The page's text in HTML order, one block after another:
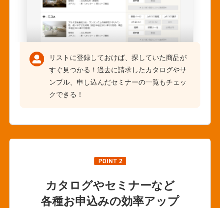
リストに登録しておけば、探していた商品が
すぐ見つかる！過去に請求したカタログやサ
ンプル、申し込んだセミナーの一覧もチェッ
クできる！
POINT 2
カタログやセミナーなど
各種お申込みの効率アップ